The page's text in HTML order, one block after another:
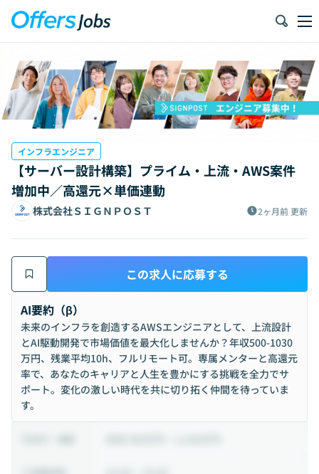
インフラエンジニア
【サーバー設計構築】プライム・上流・AWS案件
増加中／高還元×単価連動
株式会社ＳＩＧＮＰＯＳＴ 2ヶ月前 更新
この求人に応募する
AI要約（β）
未来のインフラを創造するAWSエンジニアとして、上流設計
とAI駆動開発で市場価値を最大化しませんか？年収500-1030
万円、残業平均10h、フルリモート可。専属メンターと高還元
率で、あなたのキャリアと人生を豊かにする挑戦を全力でサ
ポート。変化の激しい時代を共に切り拓く仲間を待っていま
す。